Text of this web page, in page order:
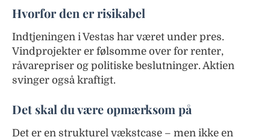
Hvorfor den er risikabel
Indtjeningen i Vestas har været under pres.
Vindprojekter er følsomme over for renter,
råvarepriser og politiske beslutninger. Aktien
svinger også kraftigt.
Det skal du være opmærksom på
Det er en strukturel vækstcase – men ikke en